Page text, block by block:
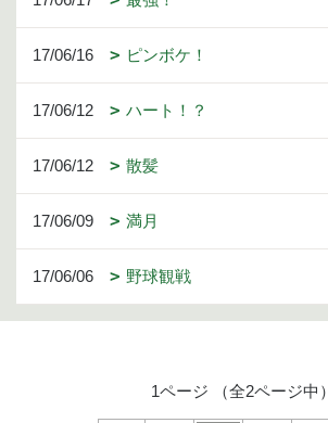
17/06/16 ピンボケ！
17/06/12 ハート！？
17/06/12 散髪
17/06/09 満月
17/06/06 野球観戦
1ページ （全2ページ中）